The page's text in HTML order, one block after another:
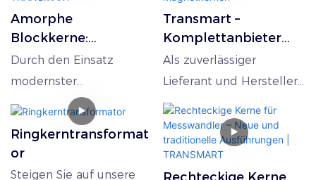
herkömmliche
Berlin und erfahren Sie,
wie unsere
nanokristalline
Technologie die Zukunft
seine fortschrittlichen
nanokristallinen,
amorphen und
Siliziumstahlkerne in
(3.–5. Juni) zu
präsentieren.
**Kernkompetenz:
Amorphe
Blockkerne:
Maßgeschneiderte
Lösungen für Ihre
Bedürfnisse |
TRANSMART
Durch den Einsatz
modernster
Fertigungsprozesse und
umfassender
Materialexpertise
Transmart –
Komplettanbieter
und Hersteller von
hochwertigen
Als zuverlässiger
Lieferant und Hersteller
sind wir Ihr Partner.
Modernisieren Sie Ihren
Transformatorkern mit
Ringkerntransformat
or
Steigen Sie auf unsere